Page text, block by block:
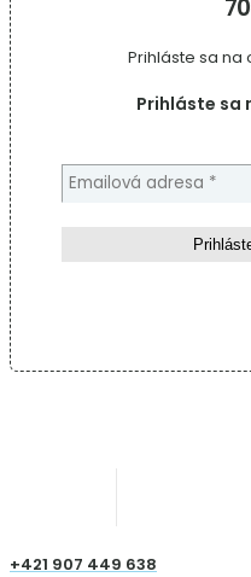
Prihláste sa na
Prihláste sa
+421 907 449 638